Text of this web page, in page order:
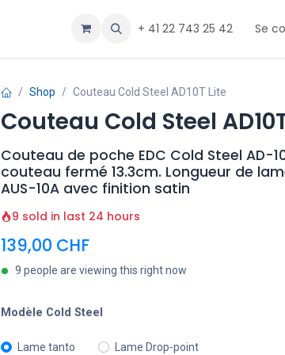
+ 41 22 743 25 42 Se
Shop Couteau Cold Steel AD10T Lite
Couteau Cold Steel
Couteau de poche EDC Cold Steel AD-
couteau fermé 13.3cm. Longueur de
AUS-10A avec finition satin
9 sold in last 24 hours
139,00 CHF
9 people are viewing this right now
Modèle Cold Steel
Lame tanto Lame Drop-point